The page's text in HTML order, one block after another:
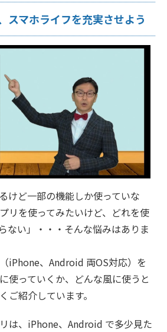
スマホライフを充実させよう
けど一部の機能しか使っていな
リを使ってみたいけど、どれを使
ない」・・・そんな悩みはありま
iPhone、Android 両OS対応）を
使っていくか、どんな風に使うと
ご紹介しています。
は、iPhone、Android で多少見た